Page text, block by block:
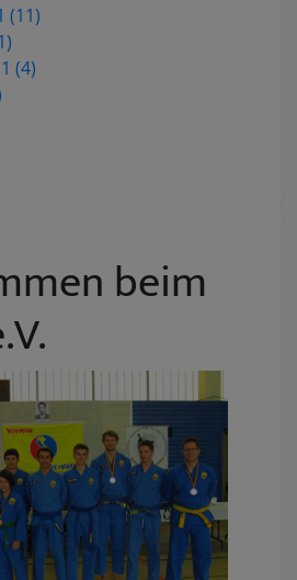
(11)
(4)
beim